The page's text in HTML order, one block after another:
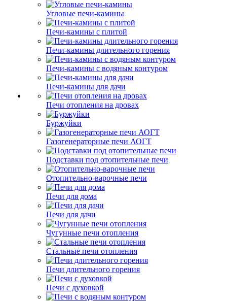
Угловые печи-камины
Печи-камины с плитой
Печи-камины длительного горения
Печи-камины с водяным контуром
Печи-камины для дачи
Печи отопления на дровах
Буржуйки
Газогенераторные печи АОГТ
Подставки под отопительные печи
Отопительно-варочные печи
Печи для дома
Печи для дачи
Чугунные печи отопления
Стальные печи отопления
Печи длительного горения
Печи с духовкой